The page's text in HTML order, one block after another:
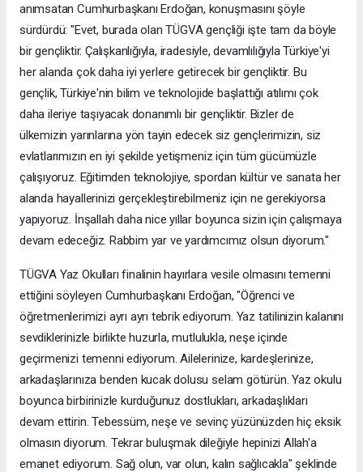
anımsatan Cumhurbaşkanı Erdoğan, konuşmasını şöyle
sürdürdü: "Evet, burada olan TÜGVA gençliği işte tam da böyle
bir gençliktir. Çalışkanlığıyla, iradesiyle, devamlılığıyla Türkiye'yi
her alanda çok daha iyi yerlere getirecek bir gençliktir. Bu
gençlik, Türkiye'nin bilim ve teknolojide başlattığı atılımı çok
daha ileriye taşıyacak donanımlı bir gençliktir. Bizler de
ülkemizin yarınlarına yön tayin edecek siz gençlerimizin, siz
evlatlarımızın en iyi şekilde yetişmeniz için tüm gücümüzle
çalışıyoruz. Eğitimden teknolojiye, spordan kültür ve sanata her
alanda hayallerinizi gerçekleştirebilmeniz için ne gerekiyorsa
yapıyoruz. İnşallah daha nice yıllar boyunca sizin için çalışmaya
devam edeceğiz. Rabbim yar ve yardımcımız olsun diyorum."
TÜGVA Yaz Okulları finalinin hayırlara vesile olmasını temenni
ettiğini söyleyen Cumhurbaşkanı Erdoğan, "Öğrenci ve
öğretmenlerimizi ayrı ayrı tebrik ediyorum. Yaz tatilinizin kalanını
sevdiklerinizle birlikte huzurla, mutlulukla, neşe içinde
geçirmenizi temenni ediyorum. Ailelerinize, kardeşlerinize,
arkadaşlarınıza benden kucak dolusu selam götürün. Yaz okulu
boyunca birbirinizle kurduğunuz dostlukları, arkadaşlıkları
devam ettirin. Tebessüm, neşe ve sevinç yüzünüzden hiç eksik
olmasın diyorum. Tekrar buluşmak dileğiyle hepinizi Allah'a
emanet ediyorum. Sağ olun, var olun, kalın sağlıcakla" şeklinde